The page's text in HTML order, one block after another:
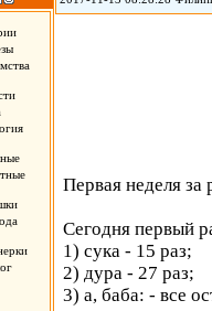
против «американского
вместе с началом 31-го
Первая неделя за
Сегодня первый
1) сука - 15 раз;
2) дура - 27 раз;
3) а, баба: - все